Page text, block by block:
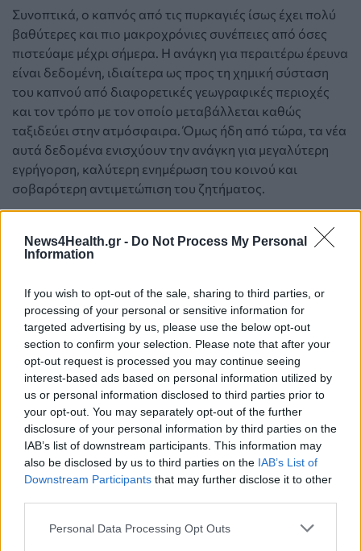
News4Health.gr - Do Not Process My Personal
Information
If you wish to opt-out of the sale, sharing to third parties, or
processing of your personal or sensitive information for
targeted advertising by us, please use the below opt-out
section to confirm your selection. Please note that after your
opt-out request is processed you may continue seeing
interest-based ads based on personal information utilized by
us or personal information disclosed to third parties prior to
your opt-out. You may separately opt-out of the further
disclosure of your personal information by third parties on the
IAB’s list of downstream participants. This information may
also be disclosed by us to third parties on the IAB’s List of
Downstream Participants that may further disclose it to other
Personal Data Processing Opt Outs
Συνοπτικά, ο καπνός από τις πυρκαγιές ίσως έχει πολύ
βαθύτερες και πιο μακροχρόνιες συνέπειες από όσες
πιστεύαμε μέχρι σήμερα. Η ανάγκη για περαιτέρω έρευνα
είναι δεδομένη, ιδιαίτερα ως προς τη χημική σύσταση
του καπνού από διαφορετικές γεωγραφικές περιοχές
και τον τρόπο με τον οποίο μεταβάλλεται καθώς
ταξιδεύει στην ατμόσφαιρα. Όμως ήδη από τώρα, τα νέα
αυτά δεδομένα ενισχύουν την ανάγκη για μεγαλύτερη
εγρήγορση, καλύτερη ενημέρωση του κοινού και
σοβαρότερη αντιμετώπιση του ζητήματος.